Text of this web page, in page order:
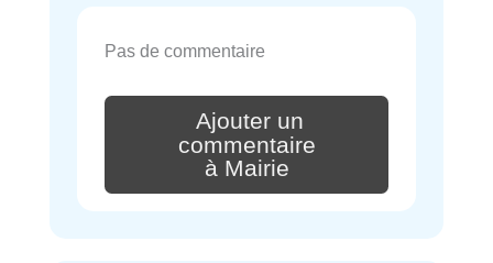
Pas de commentaire
Ajouter un
commentaire
à Mairie